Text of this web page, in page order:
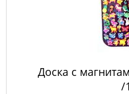
Доска с
/